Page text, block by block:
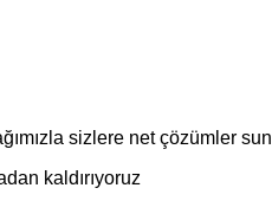
sizlere net çözümler
kaldırıyoruz